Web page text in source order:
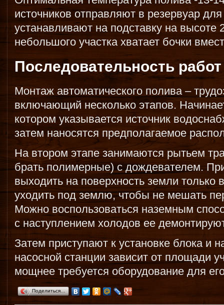
источников отправляют в резервуар
устанавливают на подставку на высоте
небольшого участка хватает бочки
Последовательность работ
Монтаж автоматического полива –
включающий несколько этапов.
котором указывается источник
затем наносятся предполагаемое
На втором этапе занимаются рытьем
брать полимерные) с дождевателем.
выходить на поверхность земли
уходить под землю, чтобы не мешать
Можно воспользоваться наземным
с наступлением холодов ее
Затем приступают к установке блока и
насосной станции зависит от площади
мощнее требуется оборудование для
Поделиться…